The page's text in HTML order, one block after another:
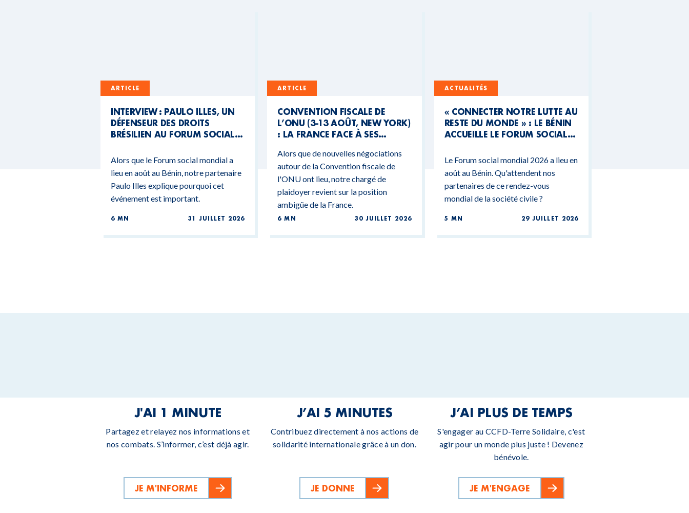
ARTICLE
INTERVIEW : PAULO ILLES, UN
DÉFENSEUR DES DROITS
BRÉSILIEN AU FORUM SOCIAL
Alors que le Forum social mondial a
lieu en août au Bénin, notre partenaire
Paulo Illes explique pourquoi cet
événement est important.
6 MN 31 JUILLET 2026
ARTICLE
CONVENTION FISCALE DE
L’ONU (3-13 AOÛT, NEW YORK)
: LA FRANCE FACE À SES
BUDGÉTAIRES
Alors que de nouvelles négociations
autour de la Convention fiscale de
l'ONU ont lieu, notre chargé de
plaidoyer revient sur la position
ambigüe de la France.
6 MN 30 JUILLET 2026
ACTUALITÉS
« CONNECTER NOTRE LUTTE AU
RESTE DU MONDE » : LE BÉNIN
ACCUEILLE LE FORUM SOCIAL
Le Forum social mondial 2026 a lieu en
août au Bénin. Qu'attendent nos
partenaires de ce rendez-vous
mondial de la société civile ?
5 MN 29 JUILLET 2026
J'AI 1 MINUTE
Partagez et relayez nos informations et
nos combats. S’informer, c’est déjà agir.
JE M'INFORME
J’AI 5 MINUTES
Contribuez directement à nos actions de
solidarité internationale grâce à un don.
JE DONNE
J’AI PLUS DE TEMPS
S'engager au CCFD-Terre Solidaire, c'est
agir pour un monde plus juste ! Devenez
bénévole.
JE M'ENGAGE